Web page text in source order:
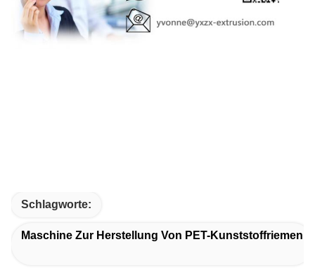
Schlagworte:
Maschine Zur Herstellung Von PET-Kunststoffriemen